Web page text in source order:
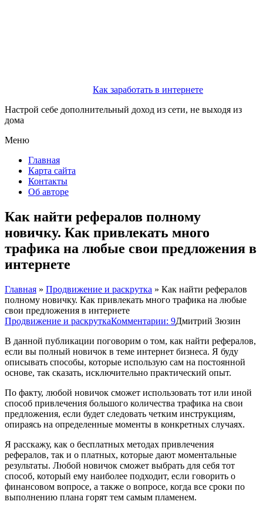
Как заработать в интернете
Настрой себе дополнительный доход из сети, не выходя из
дома
Меню
Главная
Карта сайта
Контакты
Об авторе
Как найти рефералов полному
новичку. Как привлекать много
трафика на любые свои предложения в
интернете
Главная » Продвижение и раскрутка » Как найти рефералов
полному новичку. Как привлекать много трафика на любые
свои предложения в интернете
Продвижение и раскруткаКомментарии: 9Дмитрий Зюзин
В данной публикации поговорим о том, как найти рефералов,
если вы полный новичок в теме интернет бизнеса. Я буду
описывать способы, которые использую сам на постоянной
основе, так сказать, исключительно практический опыт.
По факту, любой новичок сможет использовать тот или иной
способ привлечения большого количества трафика на свои
предложения, если будет следовать четким инструкциям,
опираясь на определенные моменты в конкретных случаях.
Я расскажу, как о бесплатных методах привлечения
рефералов, так и о платных, которые дают моментальные
результаты. Любой новичок сможет выбрать для себя тот
способ, который ему наиболее подходит, если говорить о
финансовом вопросе, а также о вопросе, когда все сроки по
выполнению плана горят тем самым пламенем.